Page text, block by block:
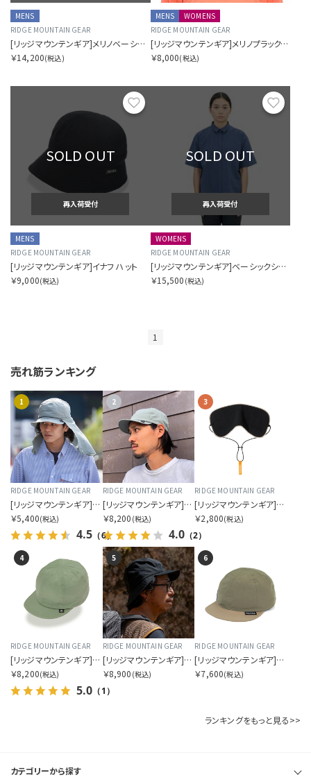
MENS
RIDGE MOUNTAIN GEAR
[リッジマウンテンギア]メリノベーシックティー ショートスリーブ
￥14,200(税込)
MENS
WOMENS
RIDGE MOUNTAIN GEAR
[リッジマウンテンギア]メリノプラックスビーニー
￥8,000(税込)
お気に入り
SOLD OUT
再入荷受付
MENS
RIDGE MOUNTAIN GEAR
[リッジマウンテンギア]イナフ ハット
￥9,000(税込)
SOLD OUT
再入荷受付
WOMENS
RIDGE MOUNTAIN GEAR
[リッジマウンテンギア]ベーシックショートスリーブシャツ（ウィメンズ）
￥15,500 (税込)
1
売れ筋ランキング
1
RIDGE MOUNTAIN GEAR
[リッジマウンテンギア]サンシェード 2026
￥5,400(税込)
4.5 （6）
2
RIDGE MOUNTAIN GEAR
[リッジマウンテンギア]ベーシックキャップ NT
￥8,200 (税込)
4.0 （2）
3
RIDGE MOUNTAIN GEAR
[リッジマウンテンギア]スリープ ウォーム
￥2,800(税込)
4
RIDGE MOUNTAIN GEAR
[リッジマウンテンギア]ベーシックキャップ NT エクストラ
￥8,200(税込)
5.0 （1）
5
RIDGE MOUNTAIN GEAR
[リッジマウンテンギア]シェードキャップ
￥8,900 (税込)
6
RIDGE MOUNTAIN GEAR
[リッジマウンテンギア]ベーシック キャップ バイカラー
￥7,600(税込)
ランキングをもっと見る>>
カテゴリーから探す